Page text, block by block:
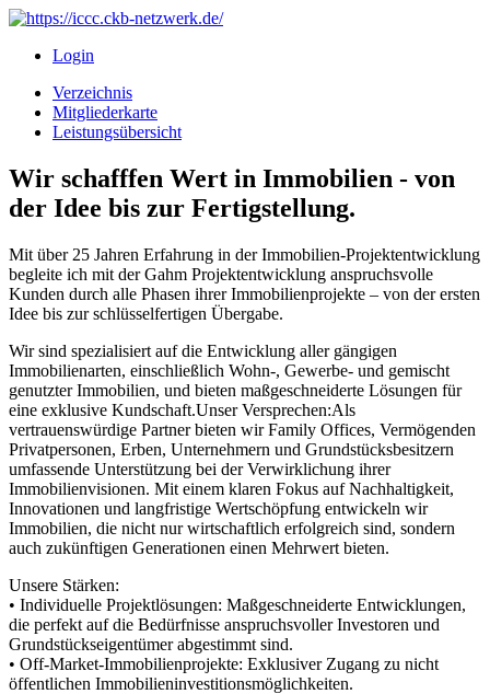
Login
Verzeichnis
Mitgliederkarte
Leistungsübersicht
Wir schafffen Wert in Immobilien - von
der Idee bis zur Fertigstellung.
Mit über 25 Jahren Erfahrung in der Immobilien-Projektentwicklung
begleite ich mit der Gahm Projektentwicklung anspruchsvolle
Kunden durch alle Phasen ihrer Immobilienprojekte – von der ersten
Idee bis zur schlüsselfertigen Übergabe.
Wir sind spezialisiert auf die Entwicklung aller gängigen
Immobilienarten, einschließlich Wohn-, Gewerbe- und gemischt
genutzter Immobilien, und bieten maßgeschneiderte Lösungen für
eine exklusive Kundschaft.Unser Versprechen:Als
vertrauenswürdige Partner bieten wir Family Offices, Vermögenden
Privatpersonen, Erben, Unternehmern und Grundstücksbesitzern
umfassende Unterstützung bei der Verwirklichung ihrer
Immobilienvisionen. Mit einem klaren Fokus auf Nachhaltigkeit,
Innovationen und langfristige Wertschöpfung entwickeln wir
Immobilien, die nicht nur wirtschaftlich erfolgreich sind, sondern
auch zukünftigen Generationen einen Mehrwert bieten.
Unsere Stärken:
• Individuelle Projektlösungen: Maßgeschneiderte Entwicklungen,
die perfekt auf die Bedürfnisse anspruchsvoller Investoren und
Grundstückseigentümer abgestimmt sind.
• Off-Market-Immobilienprojekte: Exklusiver Zugang zu nicht
öffentlichen Immobilieninvestitionsmöglichkeiten.